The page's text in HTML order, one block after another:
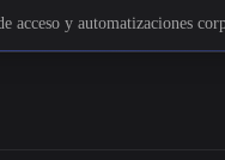
acceso y automatizaciones